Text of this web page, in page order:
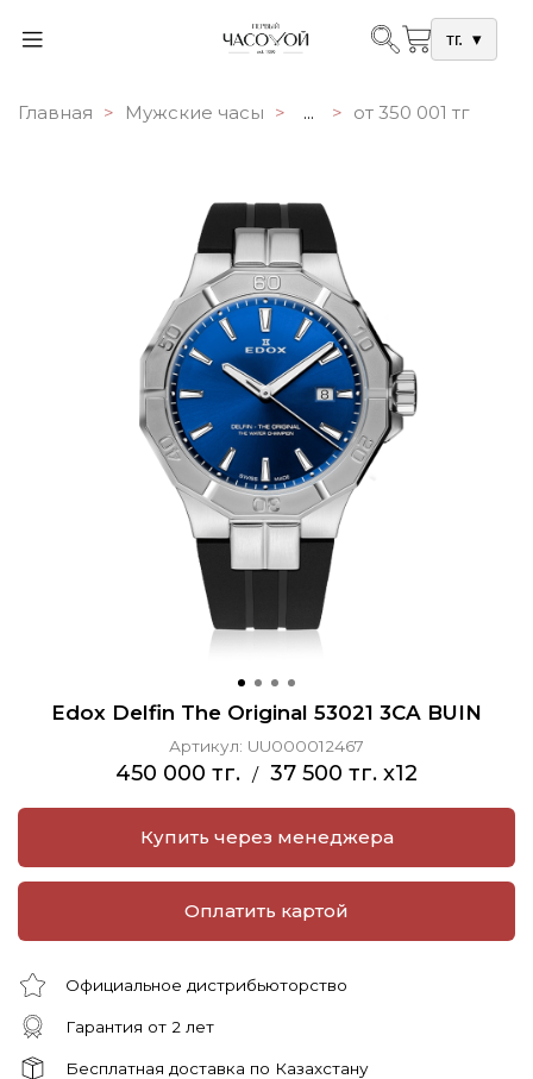
тг. ▾
Главная Мужские часы ... от 350 001 тг
Edox Delfin The Original 53021 3CA BUIN
Артикул: UU000012467
450 000 тг. / 37 500 тг. x12
Купить через менеджера
Оплатить картой
Официальное дистрибьюторство
Гарантия от 2 лет
Бесплатная доставка по Казахстану